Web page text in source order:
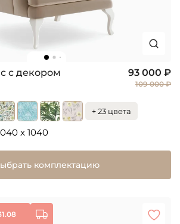
с декором 93 000 ₽
109 000 ₽
+ 23 цвета
x 1040
комплектацию